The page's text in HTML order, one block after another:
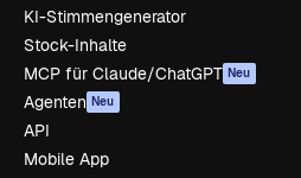
KI-Stimmengenerator
Stock-Inhalte
MCP für Claude/ChatGPT Neu
Agenten Neu
API
Mobile App